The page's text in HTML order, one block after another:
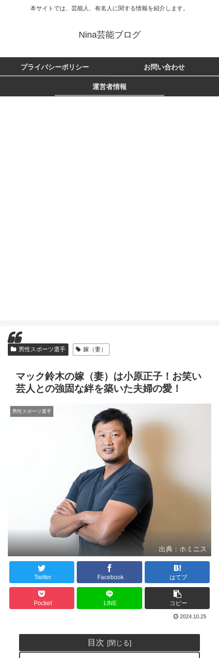
本サイトでは、芸能人、有名人に関する情報を紹介します。
Nina芸能ブログ
プライバシーポリシー お問い合わせ
運営者情報
男性スポーツ選手 嫁（妻）
マック鈴木の嫁（妻）は小原正子！お笑い
芸人との強固な絆を築いた夫婦の愛！
男性スポーツ選手
出典：ホミニス
Twitter Facebook はてブ
Pocket LINE コピー
2024.10.25
目次